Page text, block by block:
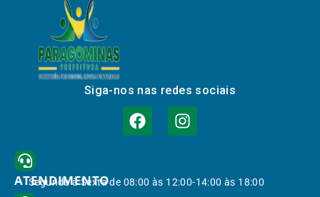
Siga-nos nas redes sociais
ATENDIMENTO
Segunda à Sexta de 08:00 às 12:00-14:00 às 18:00